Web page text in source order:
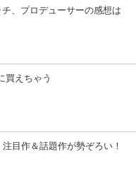
チ、プロデューサーの感想は
買えちゃう
目作＆話題作が勢ぞろい！